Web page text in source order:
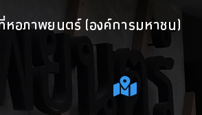
หอภาพยนตร์ (องค์การมหาชน)